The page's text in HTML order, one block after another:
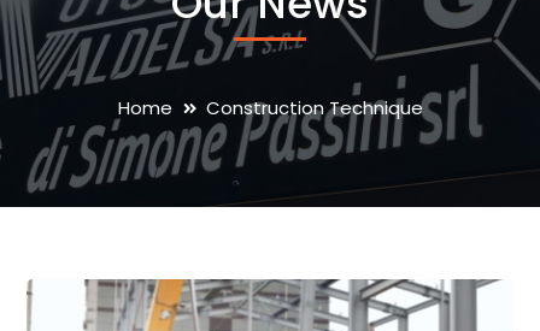
Home Construction Technique